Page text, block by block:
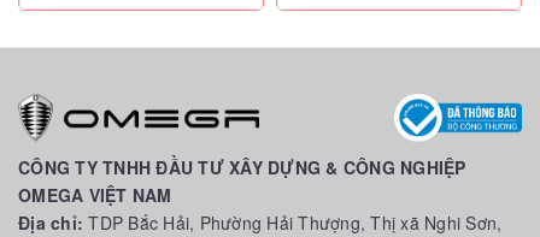
CÔNG TY TNHH ĐẦU TƯ XÂY DỰNG & CÔNG NGHIỆP
OMEGA VIỆT NAM
Địa chỉ:TDP Bắc Hải, Phường Hải Thượng, Thị xã Nghi Sơn,